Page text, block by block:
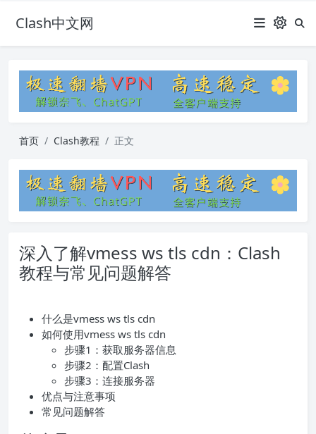
Clash中文网
首页 Clash教程 正文
深入了解vmess ws tls cdn：Clash
教程与常见问题解答
什么是vmess ws tls cdn
如何使用vmess ws tls cdn
步骤1：获取服务器信息
步骤2：配置Clash
步骤3：连接服务器
优点与注意事项
常见问题解答